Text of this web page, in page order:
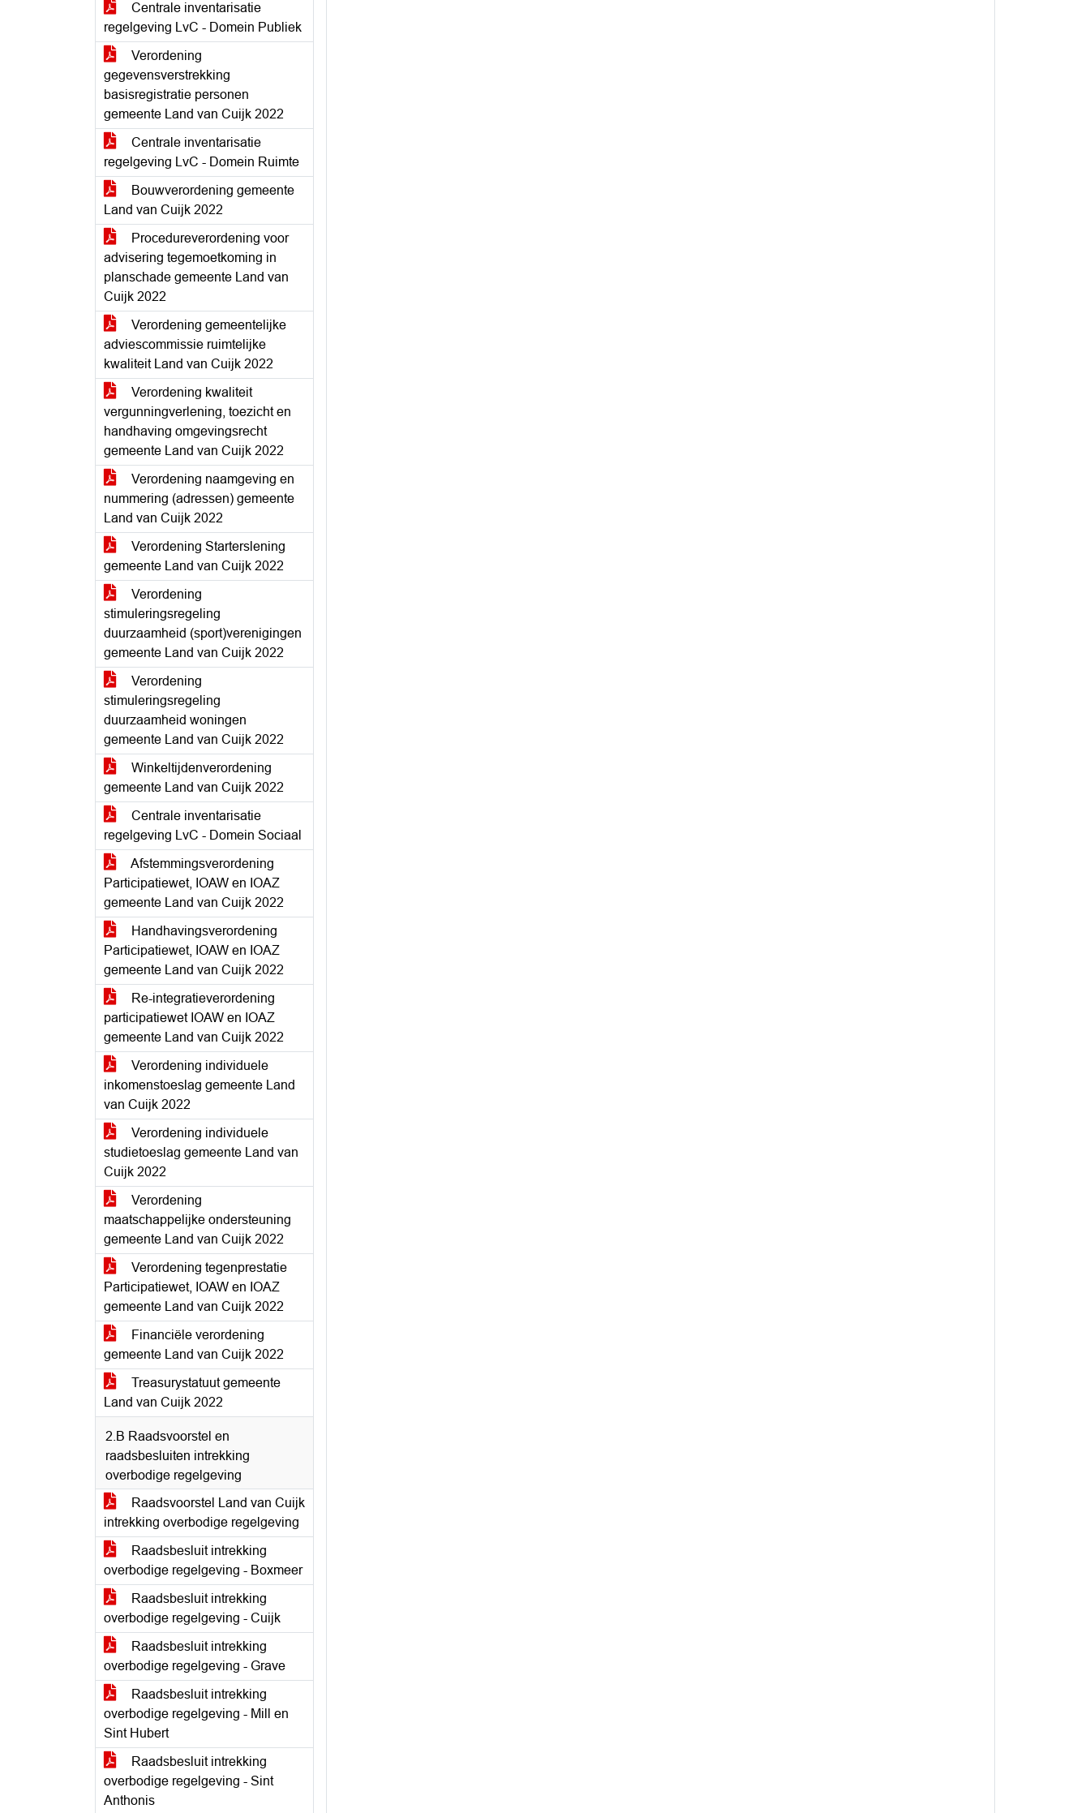
Centrale inventarisatie
regelgeving LvC - Domein Publiek
Verordening
gegevensverstrekking
basisregistratie personen
gemeente Land van Cuijk 2022
Centrale inventarisatie
regelgeving LvC - Domein Ruimte
Bouwverordening gemeente
Land van Cuijk 2022
Procedureverordening voor
advisering tegemoetkoming in
planschade gemeente Land van
Cuijk 2022
Verordening gemeentelijke
adviescommissie ruimtelijke
kwaliteit Land van Cuijk 2022
Verordening kwaliteit
vergunningverlening, toezicht en
handhaving omgevingsrecht
gemeente Land van Cuijk 2022
Verordening naamgeving en
nummering (adressen) gemeente
Land van Cuijk 2022
Verordening Starterslening
gemeente Land van Cuijk 2022
Verordening
stimuleringsregeling
duurzaamheid (sport)verenigingen
gemeente Land van Cuijk 2022
Verordening
stimuleringsregeling
duurzaamheid woningen
gemeente Land van Cuijk 2022
Winkeltijdenverordening
gemeente Land van Cuijk 2022
Centrale inventarisatie
regelgeving LvC - Domein Sociaal
Afstemmingsverordening
Participatiewet, IOAW en IOAZ
gemeente Land van Cuijk 2022
Handhavingsverordening
Participatiewet, IOAW en IOAZ
gemeente Land van Cuijk 2022
Re-integratieverordening
participatiewet IOAW en IOAZ
gemeente Land van Cuijk 2022
Verordening individuele
inkomenstoeslag gemeente Land
van Cuijk 2022
Verordening individuele
studietoeslag gemeente Land van
Cuijk 2022
Verordening
maatschappelijke ondersteuning
gemeente Land van Cuijk 2022
Verordening tegenprestatie
Participatiewet, IOAW en IOAZ
gemeente Land van Cuijk 2022
Financiële verordening
gemeente Land van Cuijk 2022
Treasurystatuut gemeente
Land van Cuijk 2022
2.B Raadsvoorstel en
raadsbesluiten intrekking
overbodige regelgeving
Raadsvoorstel Land van Cuijk
intrekking overbodige regelgeving
Raadsbesluit intrekking
overbodige regelgeving - Boxmeer
Raadsbesluit intrekking
overbodige regelgeving - Cuijk
Raadsbesluit intrekking
overbodige regelgeving - Grave
Raadsbesluit intrekking
overbodige regelgeving - Mill en
Sint Hubert
Raadsbesluit intrekking
overbodige regelgeving - Sint
Anthonis